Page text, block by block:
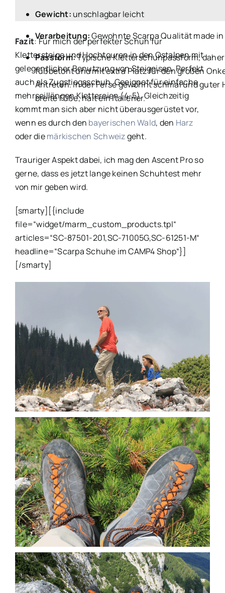
Gewicht: unschlagbar leicht
Verarbeitung:Gewohnte Scarpa Qualität made
Passform:Typische Kletterschuhpassform,
fußbetont und mit extra Platz für den großen
Antreten. In der Ferse gewohnt schmal und guter
breite Füße, halt ein Italiener.
Fazit: Für mich der perfekter Schuh für
Klettersteige und Hochtouren in den Ostalpen mit
gelegentlicher Benutzung von Steigeisen. Perfekt
auch als Zugstiegsschuh. Geeignet für einfache
mehrseillängen Klettereien (4-5). Gleichzeitig
kommt man sich aber nicht überausgerüstet vor,
wenn es durch den bayerischen Wald, den Harz
oder diemärkischen Schweizgeht.
Trauriger Aspekt dabei, ich mag den Ascent Pro so
gerne, dass es jetzt lange keinen Schuhtest mehr
von mir geben wird.
[smarty][{include
file=“widget/marm_custom_products.tpl“
articles=“SC-87501-201,SC-71005G,SC-61251-M“
headline=“Scarpa Schuhe im CAMP4 Shop“}]
[/smarty]